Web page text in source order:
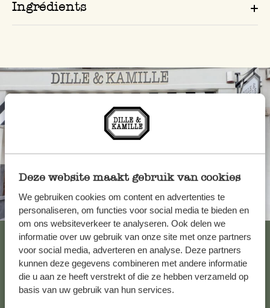
Deze website maakt gebruik van cookies
We gebruiken cookies om content en advertenties te
personaliseren, om functies voor social media te bieden en
om ons websiteverkeer te analyseren. Ook delen we
informatie over uw gebruik van onze site met onze partners
voor social media, adverteren en analyse. Deze partners
kunnen deze gegevens combineren met andere informatie
die u aan ze heeft verstrekt of die ze hebben verzameld op
basis van uw gebruik van hun services.
Ingrédients
Toujours à proximité
Voir les 62 magasins
Service clientèle